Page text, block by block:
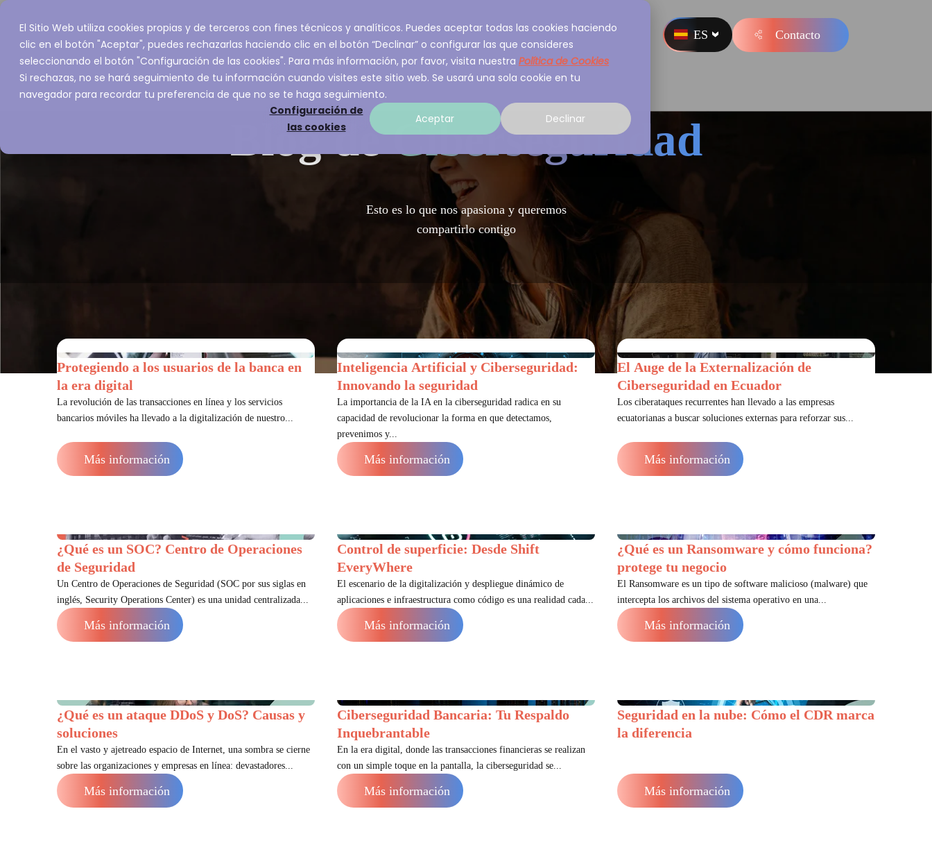
El Sitio Web utiliza cookies propias y de terceros con fines técnicos y analíticos. Puedes aceptar todas las cookies haciendo
clic en el botón "Aceptar", puedes rechazarlas haciendo clic en el botón “Declinar” o configurar las que consideres
seleccionando el botón "Configuración de las cookies". Para más información, por favor, visita nuestra Política de Cookies
Si rechazas, no se hará seguimiento de tu información cuando visites este sitio web. Se usará una sola cookie en tu
navegador para recordar tu preferencia de que no se te haga seguimiento.
Configuración de
las cookies
Aceptar Declinar
Inicio Servicios Sobre A3Sec Experiencia Recursos ES Contacto
Blog deCiberseguridad
Esto es lo que nos apasiona y queremos
compartirlo contigo
Protegiendo a los usuarios de la banca en
la era digital
La revolución de las transacciones en línea y los servicios
bancarios móviles ha llevado a la digitalización de nuestro...
Más información
Inteligencia Artificial y Ciberseguridad:
Innovando la seguridad
La importancia de la IA en la ciberseguridad radica en su
capacidad de revolucionar la forma en que detectamos,
prevenimos y...
Más información
El Auge de la Externalización de
Ciberseguridad en Ecuador
Los ciberataques recurrentes han llevado a las empresas
ecuatorianas a buscar soluciones externas para reforzar sus...
Más información
¿Qué es un SOC? Centro de Operaciones
de Seguridad
Un Centro de Operaciones de Seguridad (SOC por sus siglas en
inglés, Security Operations Center) es una unidad centralizada...
Más información
Control de superficie: Desde Shift
EveryWhere
El escenario de la digitalización y despliegue dinámico de
aplicaciones e infraestructura como código es una realidad cada...
Más información
¿Qué es un Ransomware y cómo funciona?
protege tu negocio
El Ransomware es un tipo de software malicioso (malware) que
intercepta los archivos del sistema operativo en una...
Más información
¿Qué es un ataque DDoS y DoS? Causas y
soluciones
En el vasto y ajetreado espacio de Internet, una sombra se cierne
sobre las organizaciones y empresas en línea: devastadores...
Más información
Ciberseguridad Bancaria: Tu Respaldo
Inquebrantable
En la era digital, donde las transacciones financieras se realizan
con un simple toque en la pantalla, la ciberseguridad se...
Más información
Seguridad en la nube: Cómo el CDR marca
la diferencia
Más información